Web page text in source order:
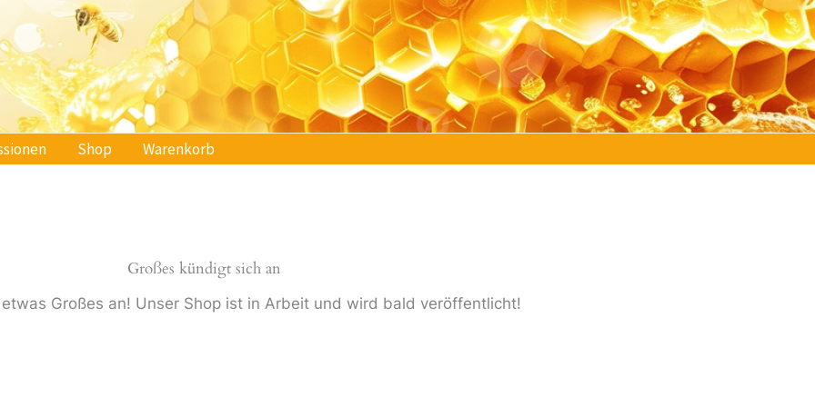
Shop Warenkorb
Großes kündigt sich an
Großes an! Unser Shop ist in Arbeit und wird bald veröffentlicht!